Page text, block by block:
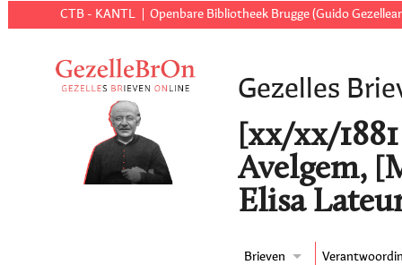
CTB - KANTL Openbare Bibliotheek Brugge (Guido
Gezelles
[xx/xx/
Avelgem,
Elisa
Brieven